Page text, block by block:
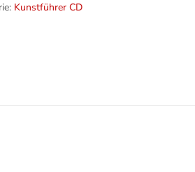
Kunstführer CD